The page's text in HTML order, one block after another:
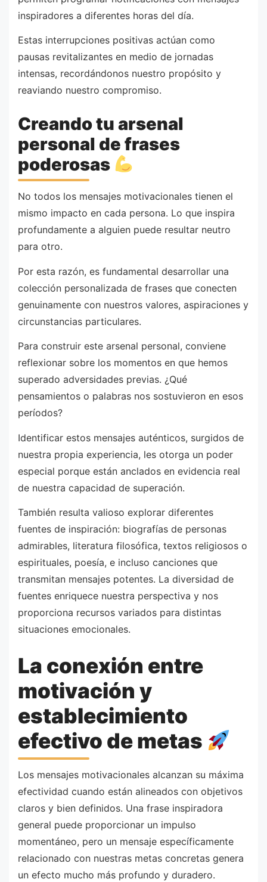
inspiradores a diferentes horas del día.
Estas interrupciones positivas actúan como
pausas revitalizantes en medio de jornadas
intensas, recordándonos nuestro propósito y
reaviando nuestro compromiso.
Creando tu arsenal
personal de frases
poderosas
No todos los mensajes motivacionales tienen el
mismo impacto en cada persona. Lo que inspira
profundamente a alguien puede resultar neutro
para otro.
Por esta razón, es fundamental desarrollar una
colección personalizada de frases que conecten
genuinamente con nuestros valores, aspiraciones y
circunstancias particulares.
Para construir este arsenal personal, conviene
reflexionar sobre los momentos en que hemos
superado adversidades previas. ¿Qué
pensamientos o palabras nos sostuvieron en esos
períodos?
Identificar estos mensajes auténticos, surgidos de
nuestra propia experiencia, les otorga un poder
especial porque están anclados en evidencia real
de nuestra capacidad de superación.
También resulta valioso explorar diferentes
fuentes de inspiración: biografías de personas
admirables, literatura filosófica, textos religiosos o
espirituales, poesía, e incluso canciones que
transmitan mensajes potentes. La diversidad de
fuentes enriquece nuestra perspectiva y nos
proporciona recursos variados para distintas
situaciones emocionales.
La conexión entre
motivación y
establecimiento
efectivo de metas
Los mensajes motivacionales alcanzan su máxima
efectividad cuando están alineados con objetivos
claros y bien definidos. Una frase inspiradora
general puede proporcionar un impulso
momentáneo, pero un mensaje específicamente
relacionado con nuestras metas concretas genera
un efecto mucho más profundo y duradero.